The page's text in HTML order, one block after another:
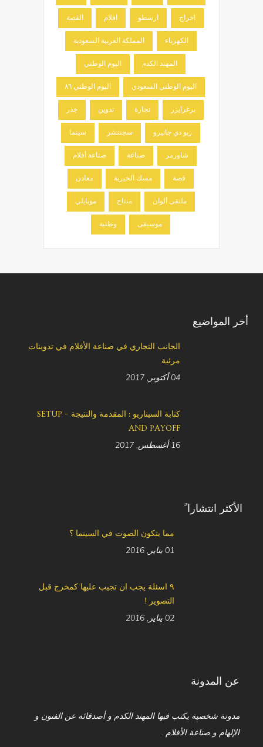
اخراج ارسطو افلام القصة
الكهرباء المملكة العربية السعودية
المهند الكدم اليوم الوطني
اليوم الوطني السعودي اليوم الوطني ٨٦
برغرايزر تجارة تدوين جذر
ريو دي جانيرو سجنتشر سينما
شاورمر صناعة صناعة أفلام
قصة مسك الخيرية معادن
ملتقى ألوان منتاج موبايلي
موسيقى وطنية
أخر المواضيع
الجانب التجاري في صناعة الأفلام في تدوينات
مرئية
04 أكتوبر, 2017
كتابة السيناريو : المقدمة والنتيجة – SETUP
AND PAYOFF
16 أغسطس, 2017
الأكثر انتشارا ً
مما يتكون الصوت في السينما ؟
01 يناير, 2016
٩ اسئلة يجب ان تجيب عليها كمخرج قبل
التصوير !
02 يناير, 2016
عن المدونة
مدونة شخصية يكتب فيها المهند الكدم و أصدقائه عن الفنون و
الإلهام و صناعة الأفلام .